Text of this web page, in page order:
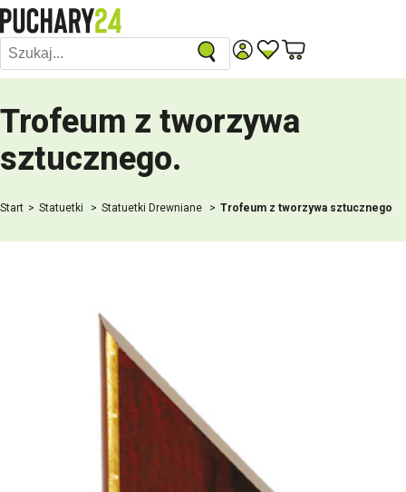
Trofeum z tworzywa
sztucznego.
Start Statuetki Statuetki Drewniane Trofeum z tworzywa sztucznego